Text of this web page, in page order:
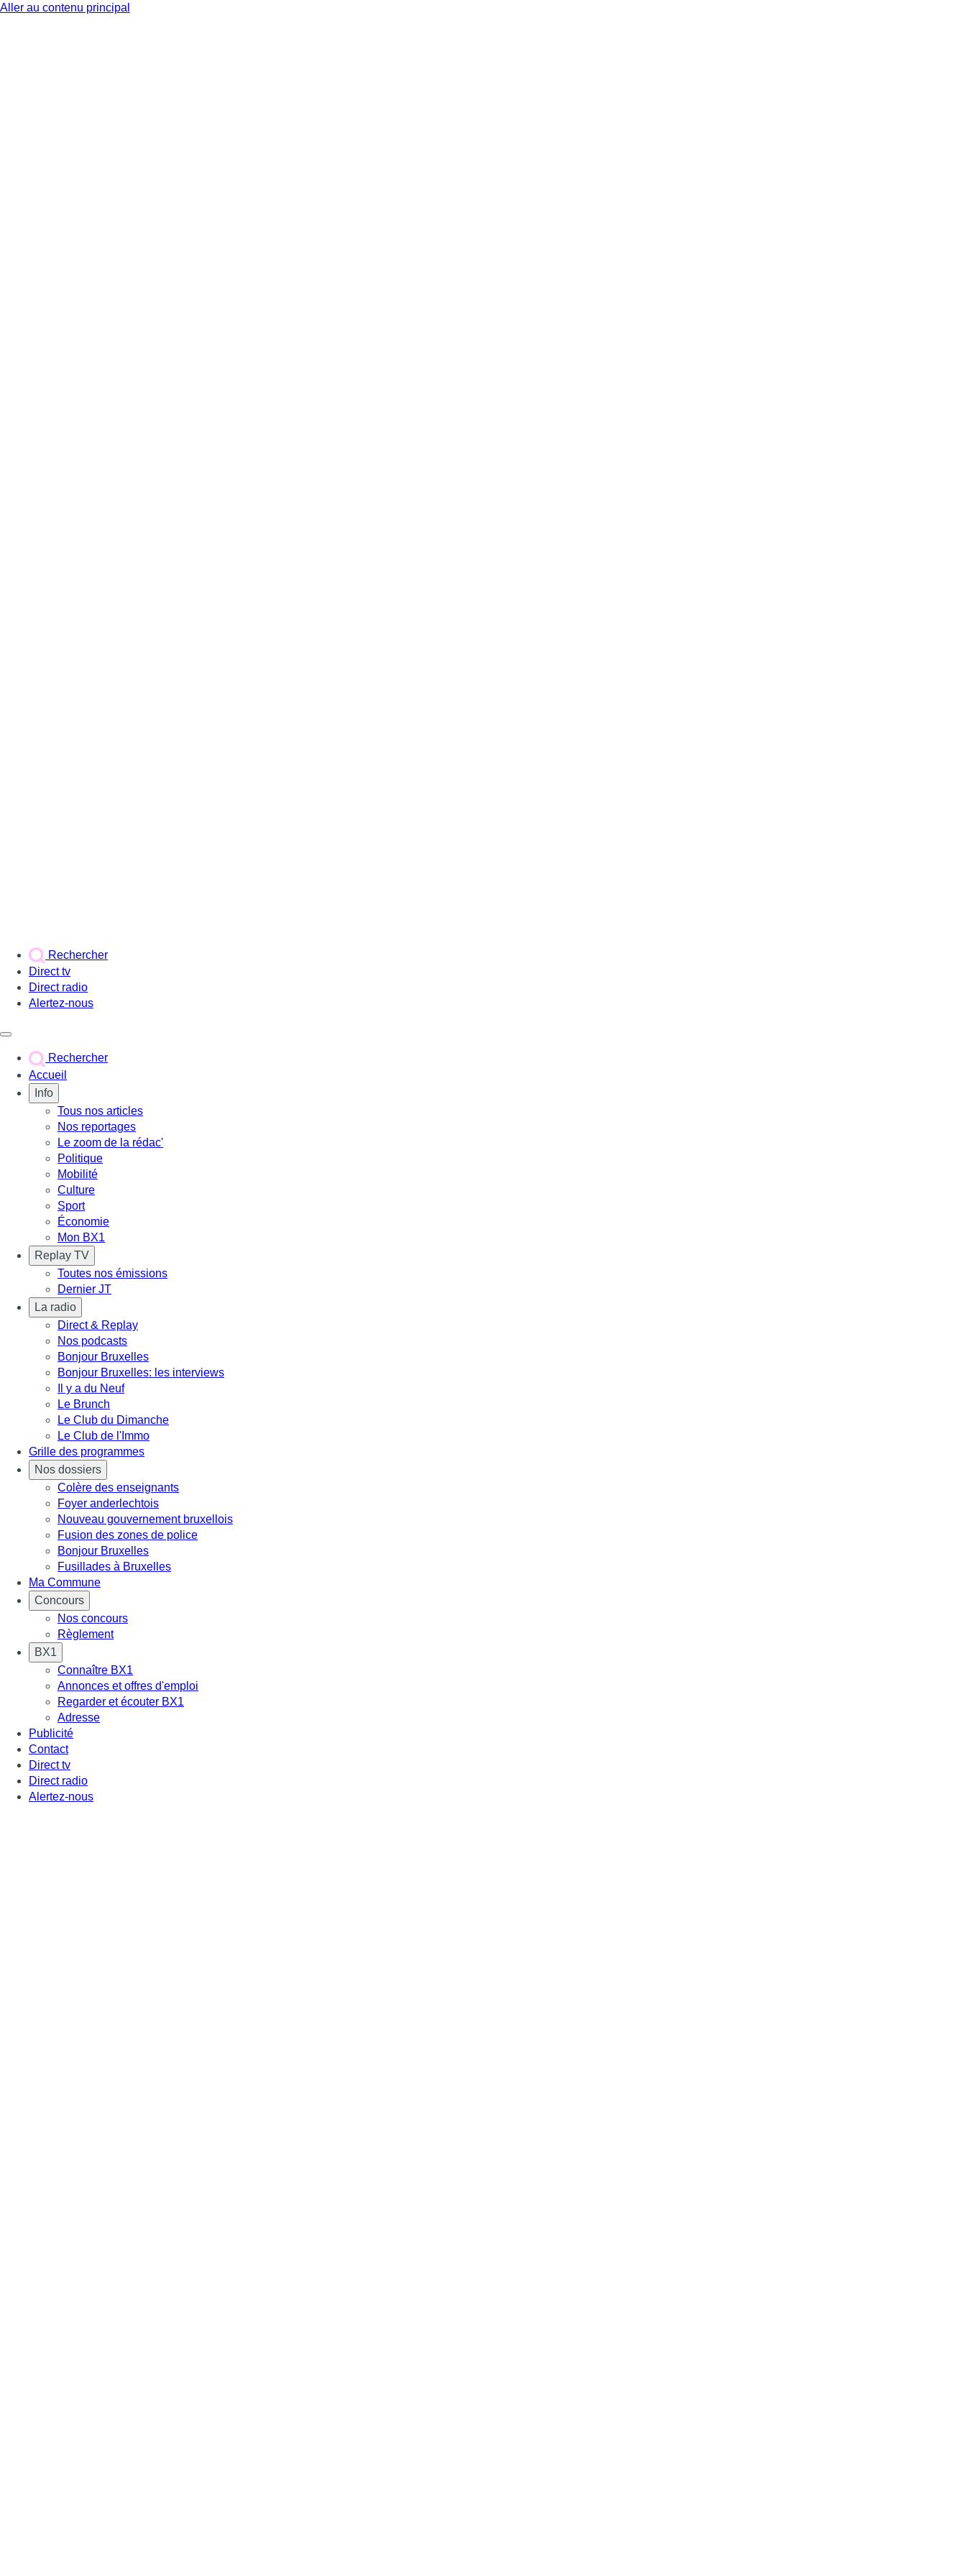
Aller au contenu principal
Rechercher
Direct tv
Direct radio
Alertez-nous
Rechercher
Accueil
Info
Tous nos articles
Nos reportages
Le zoom de la rédac'
Politique
Mobilité
Culture
Sport
Économie
Mon BX1
Replay TV
Toutes nos émissions
Dernier JT
La radio
Direct & Replay
Nos podcasts
Bonjour Bruxelles
Bonjour Bruxelles: les interviews
Il y a du Neuf
Le Brunch
Le Club du Dimanche
Le Club de l'Immo
Grille des programmes
Nos dossiers
Colère des enseignants
Foyer anderlechtois
Nouveau gouvernement bruxellois
Fusion des zones de police
Bonjour Bruxelles
Fusillades à Bruxelles
Ma Commune
Concours
Nos concours
Règlement
BX1
Connaître BX1
Annonces et offres d'emploi
Regarder et écouter BX1
Adresse
Publicité
Contact
Direct tv
Direct radio
Alertez-nous